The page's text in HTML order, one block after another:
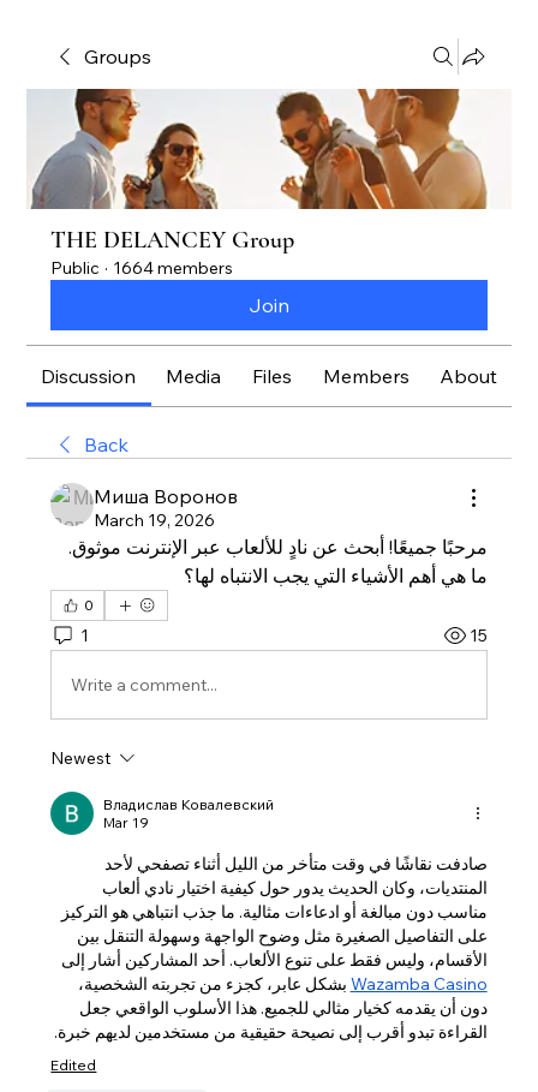
Groups
THE DELANCEY Group
Public · 1664 members
Join
Discussion Media Files Members About
Back
Миша Воронов
March 19, 2026
ما هي أهم الأشياء التي يجب الانتباه لها؟
0
1 15
Write a comment...
Newest
Владислав Ковалевский
Mar 19
الأقسام، وليس فقط على تنوع الألعاب. أحد المشاركين أشار إلى
Wazamba Casino
القراءة تبدو أقرب إلى نصيحة حقيقية من مستخدمين لديهم خبرة.
Edited